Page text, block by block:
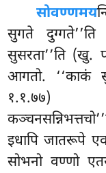
सोवण्णमय
सुगते
सुसरता’’ति (खु.
आगतो. ‘‘काकं
१.१.७७)
इधापि जातरूपे
सोभनो वण्णो